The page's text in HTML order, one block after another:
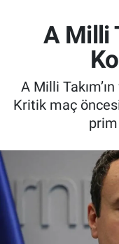
A Milli
A Milli
Kritik maç
prim
KULİS
1461
ALT LIGLER
TV VE
BASKETBOL
Son Dakika
Haber Arşivi